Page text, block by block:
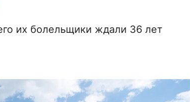
их болельщики ждали 36 лет